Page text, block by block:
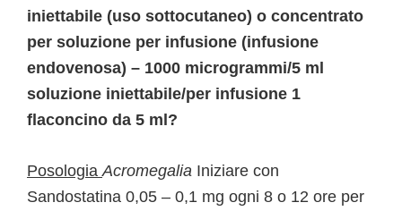
iniettabile (uso sottocutaneo) o concentrato
per soluzione per infusione (infusione
endovenosa) – 1000 microgrammi/5 ml
soluzione iniettabile/per infusione 1
flaconcino da 5 ml?
PosologiaAcromegalia Iniziare con
Sandostatina 0,05 – 0,1 mg ogni 8 o 12 ore per